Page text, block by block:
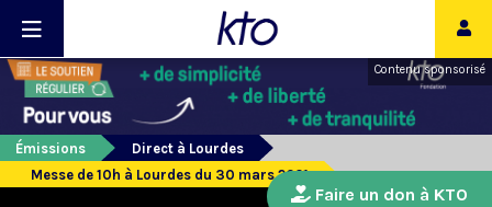
Contenu sponsorisé
Émissions
Direct à Lourdes
Messe de 10h à Lourdes du 30 mars 2021
Faire un don à KTO